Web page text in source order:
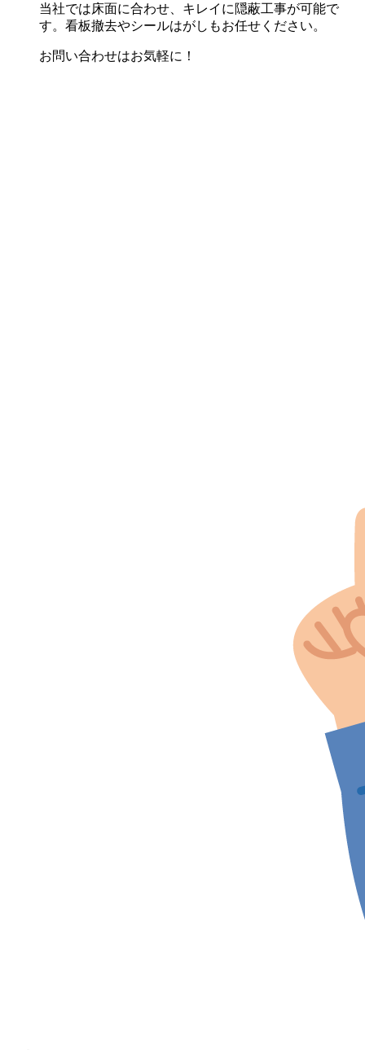
当社では床面に合わせ、キレイに隠蔽工事が可能で
す。看板撤去やシールはがしもお任せください。
お問い合わせはお気軽に！